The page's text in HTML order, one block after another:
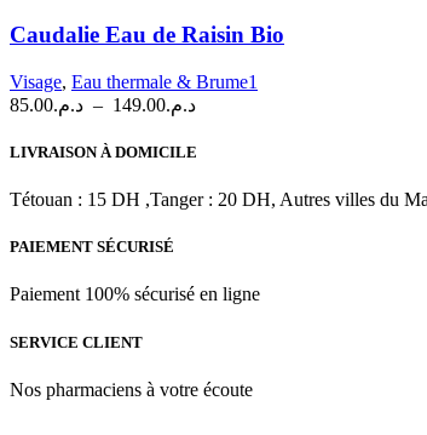
a
plusieurs
variations.
Les
options
être
sur
page
produit
Caudalie Eau de Raisin Bio
Visage, Eau thermale & Brume1
د.م.85.00 – د.م.149.00
Plage
prix :
د.م.149.00
LIVRAISON À DOMICILE
Tétouan : 15 DH ,Tanger : 20 DH, Autres villes du
PAIEMENT SÉCURISÉ
Paiement 100% sécurisé en ligne
SERVICE CLIENT
Nos pharmaciens à votre écoute